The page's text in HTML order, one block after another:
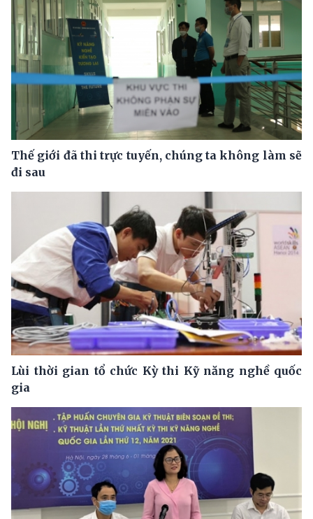
Thế giới đã thi trực tuyến, chúng ta không làm sẽ
đi sau
Lùi thời gian tổ chức Kỳ thi Kỹ năng nghề quốc
gia